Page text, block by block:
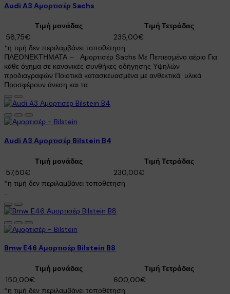
Audi A3 Αμορτισέρ Sachs
Τιμή μονάδας
Τιμή Τετράδας
58,75€
235,00€
*η τιμή δεν περιλαμβάνει τοποθέτηση
ΠΛΕΟΝΕΚΤΗΜΑΤΑ – Αμορτισέρ Sachs Με Πεπιεσμένο αέριο Για
κάθε όχημα σε κανονικές συνθήκες οδήγησης Υψηλών
προδιαγραφών Ποιοτικά κατασκευασμένα με ανθεκτικά υλικά
Προσφέρουν άνεση και τα..
Audi A3 Αμορτισέρ Bilstein B4
Τιμή μονάδας
Τιμή Τετράδας
57,50€
230,00€
*η τιμή δεν περιλαμβάνει τοποθέτηση
..
Bmw E46 Αμορτισέρ Bilstein B8
Τιμή μονάδας
Τιμή Τετράδας
150,00€
600,00€
*η τιμή δεν περιλαμβάνει τοποθέτηση